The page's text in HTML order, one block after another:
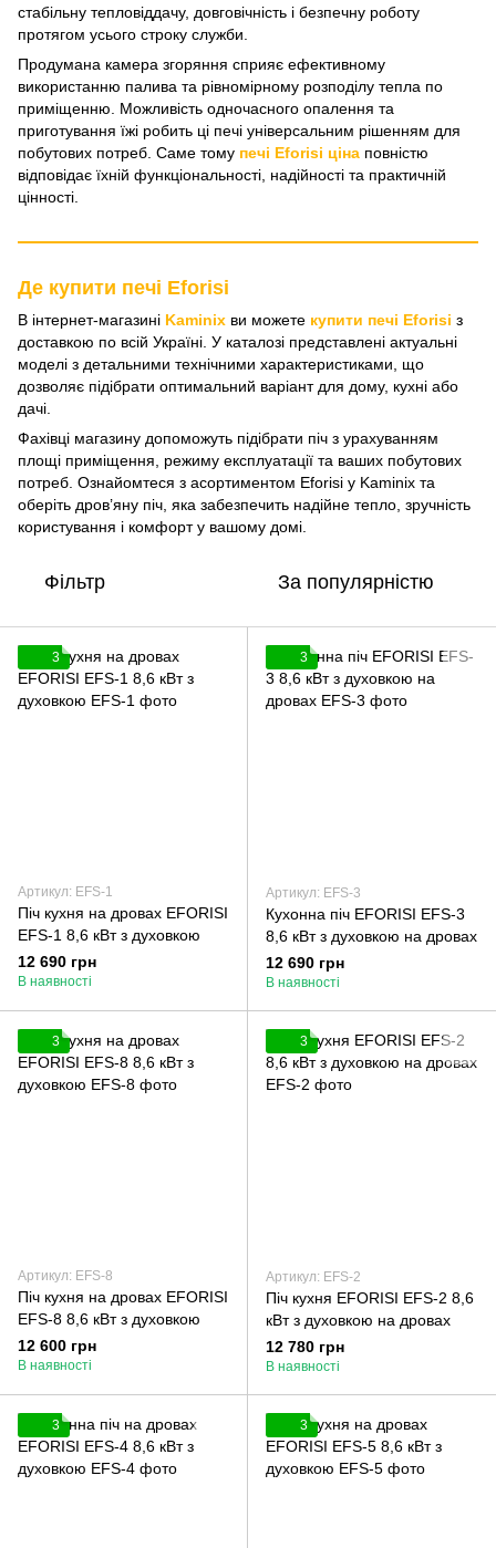
стабільну тепловіддачу, довговічність і безпечну роботу
протягом усього строку служби.
Продумана камера згоряння сприяє ефективному
використанню палива та рівномірному розподілу тепла по
приміщенню. Можливість одночасного опалення та
приготування їжі робить ці печі універсальним рішенням для
побутових потреб. Саме тому печі Eforisi ціна повністю
відповідає їхній функціональності, надійності та практичній
цінності.
Де купити печі Eforisi
В інтернет-магазині Kaminix ви можете купити печі Eforisi з
доставкою по всій Україні. У каталозі представлені актуальні
моделі з детальними технічними характеристиками, що
дозволяє підібрати оптимальний варіант для дому, кухні або
дачі.
Фахівці магазину допоможуть підібрати піч з урахуванням
площі приміщення, режиму експлуатації та ваших побутових
потреб. Ознайомтеся з асортиментом Eforisi у Kaminix та
оберіть дров’яну піч, яка забезпечить надійне тепло, зручність
користування і комфорт у вашому домі.
Фільтр За популярністю
3
Артикул: EFS-1
Піч кухня на дровах EFORISI
EFS-1 8,6 кВт з духовкою
12 690 грн
В наявності
3
Артикул: EFS-3
Кухонна піч EFORISI EFS-3
8,6 кВт з духовкою на дровах
12 690 грн
В наявності
3
Артикул: EFS-8
Піч кухня на дровах EFORISI
EFS-8 8,6 кВт з духовкою
12 600 грн
В наявності
3
Артикул: EFS-2
Піч кухня EFORISI EFS-2 8,6
кВт з духовкою на дровах
12 780 грн
В наявності
3 3